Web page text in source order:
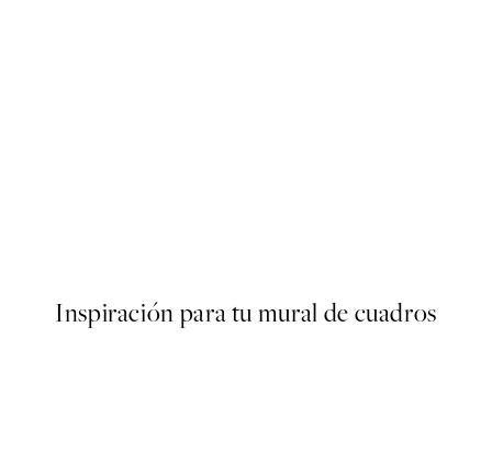
Inspiración para tu mural de cuadros